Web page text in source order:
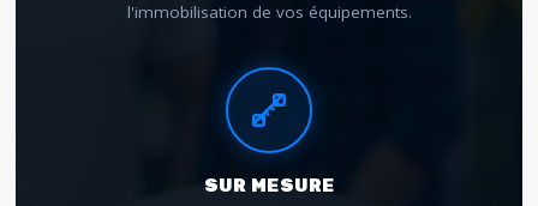
l'immobilisation de vos équipements.
SUR MESURE